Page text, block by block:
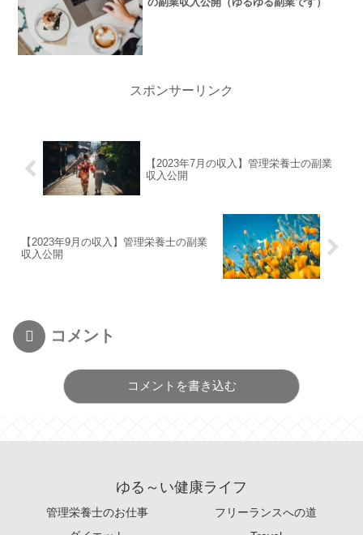
スポンサーリンク
【2023年7月の収入】管理栄養士の副業
収入公開
【2023年9月の収入】管理栄養士の副業
収入公開
コメント
コメントを書き込む
ゆる～い健康ライフ
管理栄養士のお仕事
フリーランスへの道